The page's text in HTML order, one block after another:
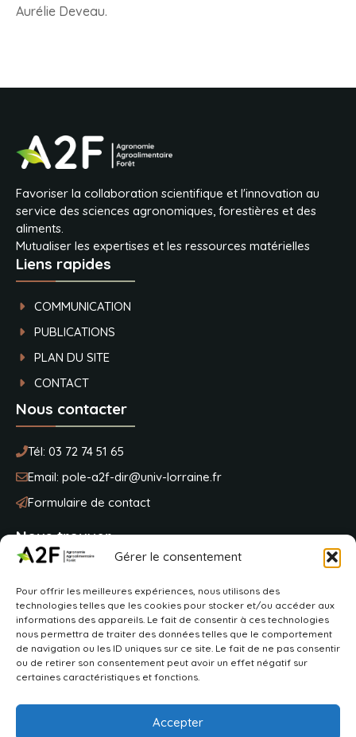
Gérer le consentement
Pour offrir les meilleures expériences, nous utilisons des
technologies telles que les cookies pour stocker et/ou accéder aux
informations des appareils. Le fait de consentir à ces technologies
nous permettra de traiter des données telles que le comportement
de navigation ou les ID uniques sur ce site. Le fait de ne pas consentir
ou de retirer son consentement peut avoir un effet négatif sur
certaines caractéristiques et fonctions.
Accepter
Aurélie Deveau.
Favoriser la collaboration scientifique et l'innovation au
service des sciences agronomiques, forestières et des
aliments.
Mutualiser les expertises et les ressources matérielles
Liens rapides
COMMUNICATION
PUBLICATIONS
PLAN DU SITE
CONTACT
Nous contacter
Tél: 03 72 74 51 65
Email: pole-a2f-dir@univ-lorraine.fr
Formulaire de contact
Nous trouver
BP 20163
2 avenue de la fôret de Haye
54505 Vandoeuvre-lès-Nancy
VOIR SUR MAPS